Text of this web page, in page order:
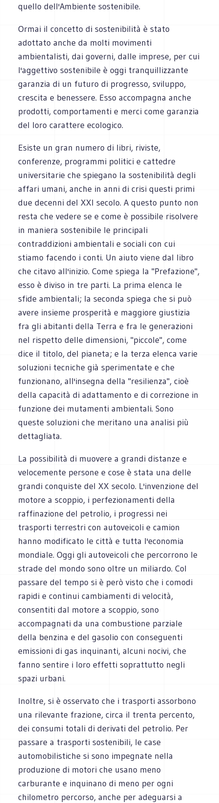
quello dell'Ambiente sostenibile.
Ormai il concetto di sostenibilità è stato
adottato anche da molti movimenti
ambientalisti, dai governi, dalle imprese, per cui
l'aggettivo sostenibile è oggi tranquillizzante
garanzia di un futuro di progresso, sviluppo,
crescita e benessere. Esso accompagna anche
prodotti, comportamenti e merci come garanzia
del loro carattere ecologico.
Esiste un gran numero di libri, riviste,
conferenze, programmi politici e cattedre
universitarie che spiegano la sostenibilità degli
affari umani, anche in anni di crisi questi primi
due decenni del XXI secolo. A questo punto non
resta che vedere se e come è possibile risolvere
in maniera sostenibile le principali
contraddizioni ambientali e sociali con cui
stiamo facendo i conti. Un aiuto viene dal libro
che citavo all'inizio. Come spiega la "Prefazione",
esso è diviso in tre parti. La prima elenca le
sfide ambientali; la seconda spiega che si può
avere insieme prosperità e maggiore giustizia
fra gli abitanti della Terra e fra le generazioni
nel rispetto delle dimensioni, "piccole", come
dice il titolo, del pianeta; e la terza elenca varie
soluzioni tecniche già sperimentate e che
funzionano, all'insegna della "resilienza", cioè
della capacità di adattamento e di correzione in
funzione dei mutamenti ambientali. Sono
queste soluzioni che meritano una analisi più
dettagliata.
La possibilità di muovere a grandi distanze e
velocemente persone e cose è stata una delle
grandi conquiste del XX secolo. L'invenzione del
motore a scoppio, i perfezionamenti della
raffinazione del petrolio, i progressi nei
trasporti terrestri con autoveicoli e camion
hanno modificato le città e tutta l'economia
mondiale. Oggi gli autoveicoli che percorrono le
strade del mondo sono oltre un miliardo. Col
passare del tempo si è però visto che i comodi
rapidi e continui cambiamenti di velocità,
consentiti dal motore a scoppio, sono
accompagnati da una combustione parziale
della benzina e del gasolio con conseguenti
emissioni di gas inquinanti, alcuni nocivi, che
fanno sentire i loro effetti soprattutto negli
spazi urbani.
Inoltre, si è osservato che i trasporti assorbono
una rilevante frazione, circa il trenta percento,
dei consumi totali di derivati del petrolio. Per
passare a trasporti sostenibili, le case
automobilistiche si sono impegnate nella
produzione di motori che usano meno
carburante e inquinano di meno per ogni
chilometro percorso, anche per adeguarsi a